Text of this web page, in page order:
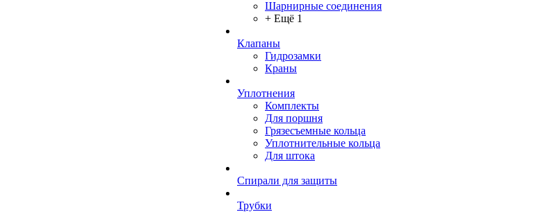
Шарнирные соединения
+ Ещё 1
Клапаны
Гидрозамки
Краны
Уплотнения
Комплекты
Для поршня
Грязесъемные кольца
Уплотнительные кольца
Для штока
Спирали для защиты
Трубки